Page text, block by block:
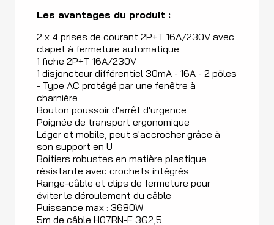
Les avantages du produit :
2 x 4 prises de courant 2P+T 16A/230V avec
clapet à fermeture automatique
1 fiche 2P+T 16A/230V
1 disjoncteur différentiel 30mA - 16A - 2 pôles
- Type AC protégé par une fenêtre à
charnière
Bouton poussoir d'arrêt d'urgence
Poignée de transport ergonomique
Léger et mobile, peut s'accrocher grâce à
son support en U
Boitiers robustes en matière plastique
résistante avec crochets intégrés
Range-câble et clips de fermeture pour
éviter le déroulement du câble
Puissance max : 3680W
5m de câble H07RN-F 3G2,5